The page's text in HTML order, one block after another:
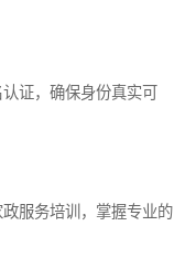
证，确保身份真实可
服务培训，掌握专业的